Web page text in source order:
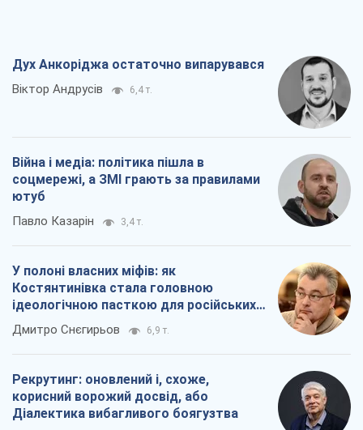
Дух Анкоріджа остаточно випарувався
Віктор Андрусів 6,4 т.
Війна і медіа: політика пішла в
соцмережі, а ЗМІ грають за правилами
ютуб
Павло Казарін 3,4 т.
У полоні власних міфів: як
Костянтинівка стала головною
ідеологічною пасткою для російських
окупантів
Дмитро Снєгирьов 6,9 т.
Рекрутинг: оновлений і, схоже,
корисний ворожий досвід, або
Діалектика вибагливого боягузтва